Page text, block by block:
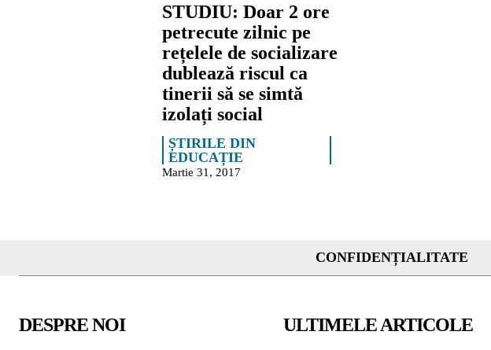
STUDIU: Doar 2 ore
petrecute zilnic pe
rețelele de socializare
dublează riscul ca
tinerii să se simtă
izolați social
ȘTIRILE DIN
EDUCAȚIE
Martie 31, 2017
CONFIDENȚIALITATE
DESPRE NOI ULTIMELE ARTICOLE